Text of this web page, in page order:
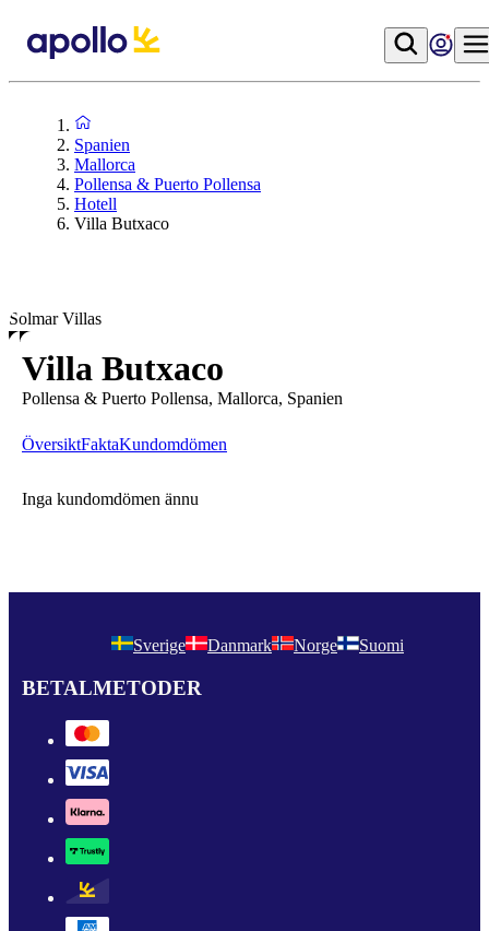
Spanien
Mallorca
Pollensa & Puerto Pollensa
Hotell
Villa Butxaco
Solmar Villas
Villa Butxaco
Pollensa & Puerto Pollensa, Mallorca, Spanien
ÖversiktFaktaKundomdömen
Inga kundomdömen ännu
Sverige Danmark Norge Suomi
BETALMETODER